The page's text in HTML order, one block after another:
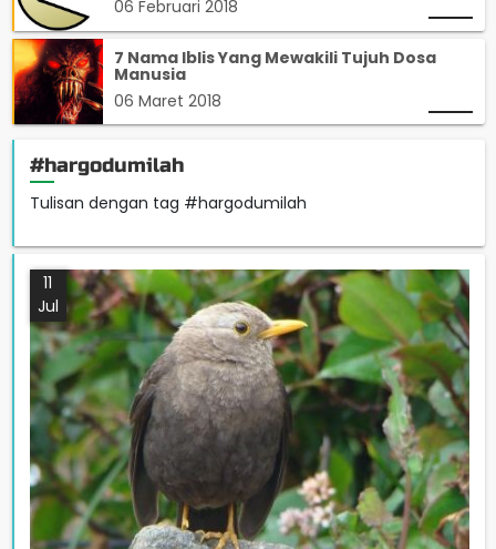
06 Februari 2018
7 Nama Iblis Yang Mewakili Tujuh Dosa
Manusia
06 Maret 2018
#hargodumilah
Tulisan dengan tag #hargodumilah
11
Jul